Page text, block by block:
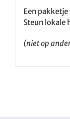
Een
Steun lokale
(niet op